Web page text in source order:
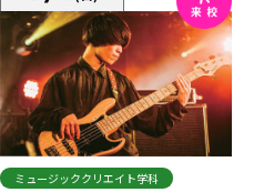
ミュージッククリエイト学科